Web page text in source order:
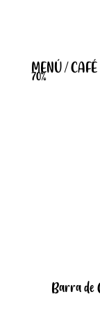
Barra de
MENÚ /
70%